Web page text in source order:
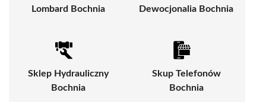
Lombard Bochnia Dewocjonalia Bochnia
Sklep Hydrauliczny
Bochnia
Skup Telefonów
Bochnia